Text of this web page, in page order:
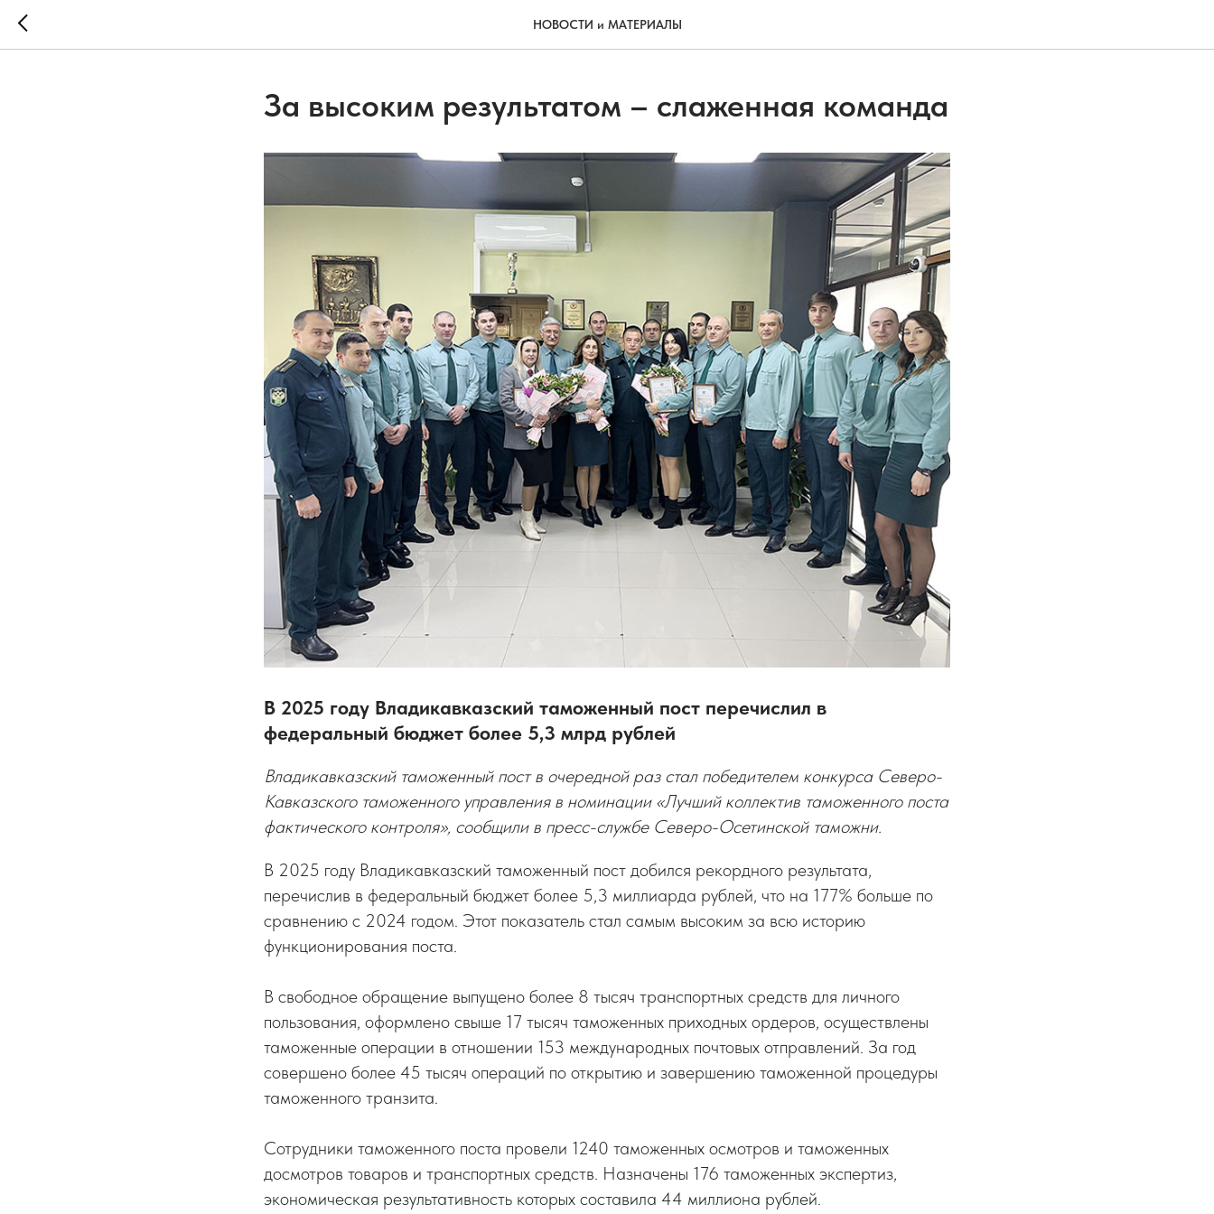
НОВОСТИ и МАТЕРИАЛЫ
За высоким результатом – слаженная команда
В 2025 году Владикавказский таможенный пост перечислил в
федеральный бюджет более 5,3 млрд рублей
Владикавказский таможенный пост в очередной раз стал победителем конкурса Северо-
Кавказского таможенного управления в номинации «Лучший коллектив таможенного поста
фактического контроля», сообщили в пресс-службе Северо-Осетинской таможни.
В 2025 году Владикавказский таможенный пост добился рекордного результата,
перечислив в федеральный бюджет более 5,3 миллиарда рублей, что на 177% больше по
сравнению с 2024 годом. Этот показатель стал самым высоким за всю историю
функционирования поста.
В свободное обращение выпущено более 8 тысяч транспортных средств для личного
пользования, оформлено свыше 17 тысяч таможенных приходных ордеров, осуществлены
таможенные операции в отношении 153 международных почтовых отправлений. За год
совершено более 45 тысяч операций по открытию и завершению таможенной процедуры
таможенного транзита.
Сотрудники таможенного поста провели 1240 таможенных осмотров и таможенных
досмотров товаров и транспортных средств. Назначены 176 таможенных экспертиз,
экономическая результативность которых составила 44 миллиона рублей.